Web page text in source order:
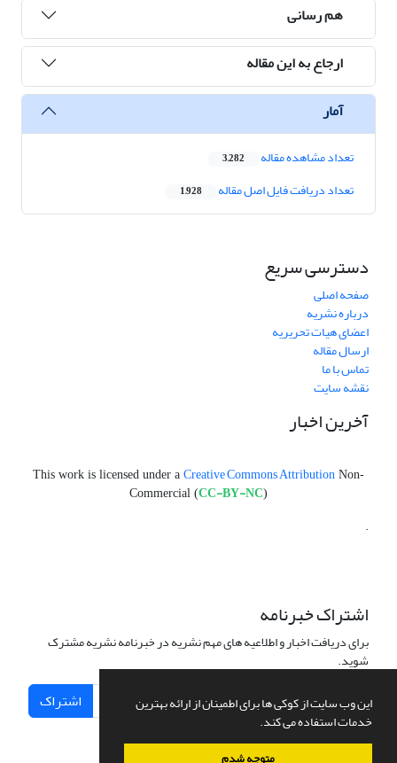
این وب سایت از کوکی ها برای اطمینان از ارائه بهترین
خدمات استفاده می کند.
متوجه شدم
هم رسانی
ارجاع به این مقاله
آمار
تعداد مشاهده مقاله 3,282
تعداد دریافت فایل اصل مقاله 1,928
دسترسی سریع
صفحه اصلی
درباره نشریه
اعضای هیات تحریریه
ارسال مقاله
تماس با ما
نقشه سایت
آخرین اخبار
This work is licensed under a Creative Commons Attribution Non-
Commercial (CC-BY-NC)
.
اشتراک خبرنامه
برای دریافت اخبار و اطلاعیه های مهم نشریه در خبرنامه نشریه مشترک
شوید.
اشتراک